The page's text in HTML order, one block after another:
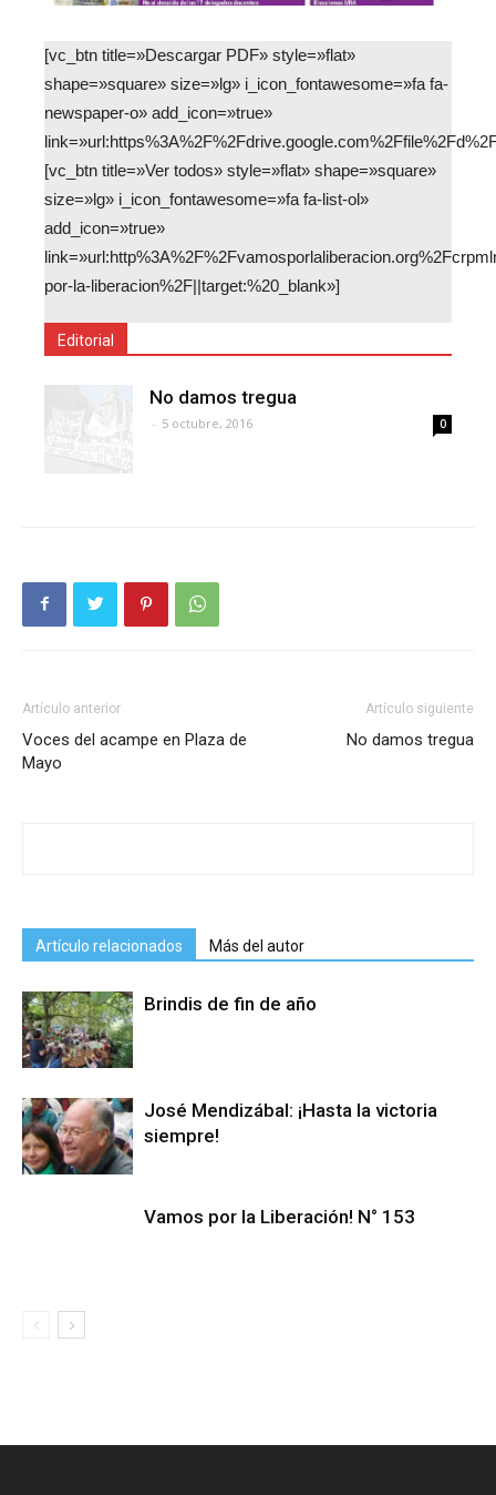
[vc_btn title=»Descargar PDF» style=»flat»
shape=»square» size=»lg» i_icon_fontawesome=»fa fa-
newspaper-o» add_icon=»true»
[vc_btn title=»Ver todos» style=»flat» shape=»square»
size=»lg» i_icon_fontawesome=»fa fa-list-ol»
add_icon=»true»
por-la-liberacion%2F||target:%20_blank»]
Editorial
No damos tregua
- 5 octubre, 2016 0
Artículo anterior
Voces del acampe en Plaza de
Mayo
Artículo siguiente
No damos tregua
Artículo relacionados Más del autor
Brindis de fin de año
José Mendizábal: ¡Hasta la victoria
siempre!
Vamos por la Liberación! N° 153